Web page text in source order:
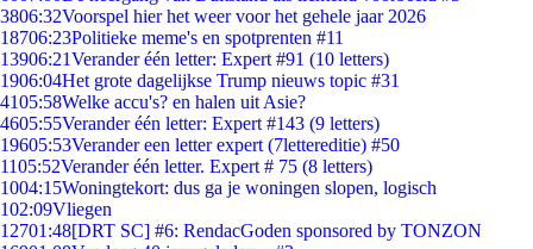
3806:32Voorspel hier het weer voor het gehele jaar 2026
18706:23Politieke meme's en spotprenten #11
13906:21Verander één letter: Expert #91 (10 letters)
1906:04Het grote dagelijkse Trump nieuws topic #31
4105:58Welke accu's? en halen uit Asie?
4605:55Verander één letter: Expert #143 (9 letters)
19605:53Verander een letter expert (7lettereditie) #50
1105:52Verander één letter. Expert # 75 (8 letters)
1004:15Woningtekort: dus ga je woningen slopen, logisch
102:09Vliegen
12701:48[DRT SC] #6: RendacGoden sponsored by TONZON